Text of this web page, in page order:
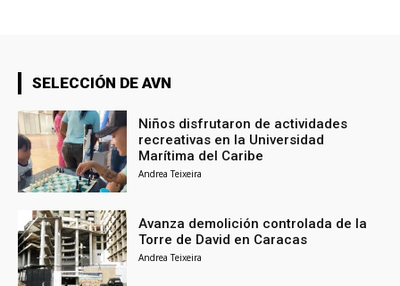
SELECCIÓN DE AVN
Niños disfrutaron de actividades
recreativas en la Universidad
Marítima del Caribe
Andrea Teixeira
Avanza demolición controlada de la
Torre de David en Caracas
Andrea Teixeira